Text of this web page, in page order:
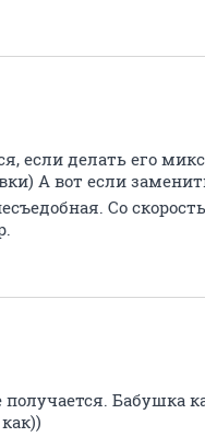
если делать его
А вот если
Со
Бабушка